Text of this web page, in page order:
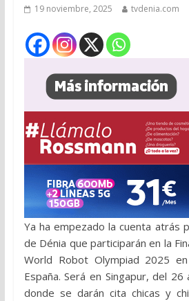
19 noviembre, 2025 tvdenia.com
Ya ha empezado la cuenta atrás
de Dénia que participarán en la
World Robot Olympiad 2025
España. Será en Singapur, del
donde se darán cita chicas y